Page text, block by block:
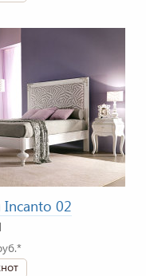
Incanto 02